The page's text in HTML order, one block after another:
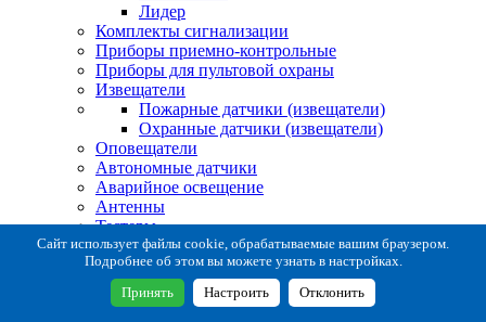
Лидер
Комплекты сигнализации
Приборы приемно-контрольные
Приборы для пультовой охраны
Извещатели
Пожарные датчики (извещатели)
Охранные датчики (извещатели)
Оповещатели
Автономные датчики
Аварийное освещение
Антенны
Тестеры
Система сбора извещений
Расходные и монтажные материалы
Коробки коммутационные
Кронштейны для извещателей
Сайт использует файлы cookie, обрабатываемые вашим браузером.
Подробнее об этом вы можете узнать в настройках.
Принять Настроить Отклонить